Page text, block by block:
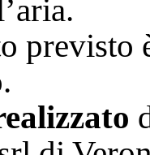
previsto